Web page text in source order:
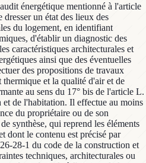
énergétique mentionné à l'article
un état des lieux des
du logement, en identifiant
d'établir un diagnostic des
caractéristiques architecturales et
ainsi que des éventuelles
des propositions de travaux
et la qualité d'air et de
au sens du 17° bis de l'article L.
et de l'habitation. Il effectue au moins
du propriétaire ou de son
synthèse, qui reprend les éléments
dont le contenu est précisé par
28-1 du code de la construction et
techniques, architecturales ou